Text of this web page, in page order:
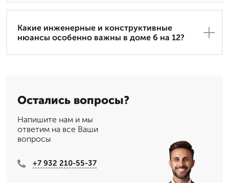
Какие инженерные и конструктивные
нюансы особенно важны в доме 6 на 12?
Остались вопросы?
Напишите нам и мы
ответим на все Ваши
вопросы
+7 932 210-55-37